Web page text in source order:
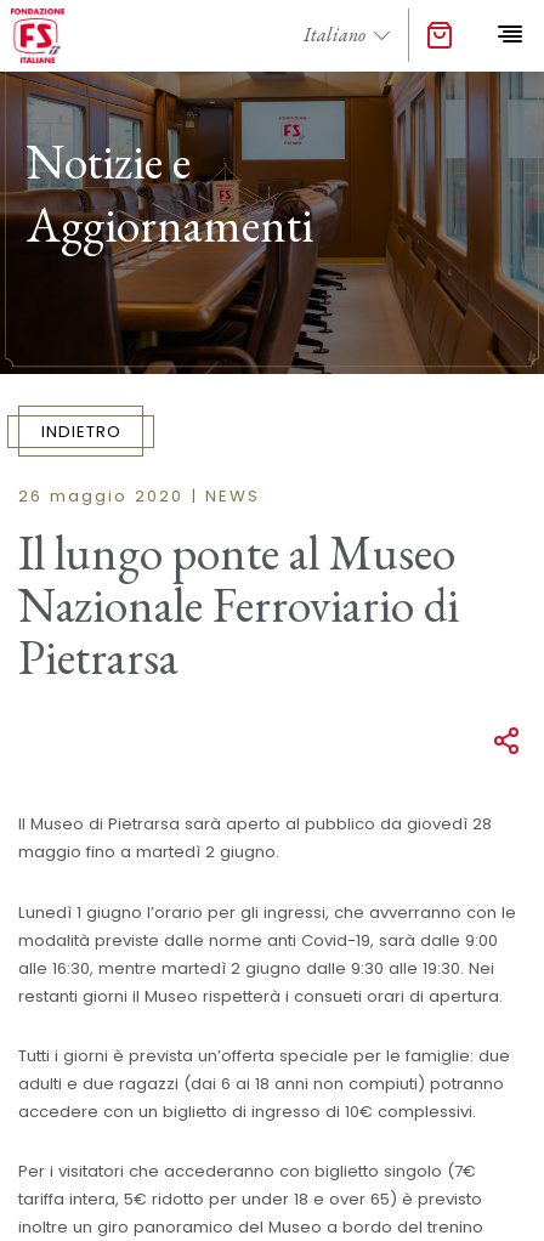
Notizie e
Aggiornamenti
INDIETRO
26 maggio 2020 | NEWS
Il lungo ponte al Museo
Nazionale Ferroviario di
Pietrarsa
Il Museo di Pietrarsa sarà aperto al pubblico da giovedì 28
maggio fino a martedì 2 giugno.
Lunedì 1 giugno l’orario per gli ingressi, che avverranno con le
modalità previste dalle norme anti Covid-19, sarà dalle 9:00
alle 16:30, mentre martedì 2 giugno dalle 9:30 alle 19:30. Nei
restanti giorni il Museo rispetterà i consueti orari di apertura.
Tutti i giorni è prevista un’offerta speciale per le famiglie: due
adulti e due ragazzi (dai 6 ai 18 anni non compiuti) potranno
accedere con un biglietto di ingresso di 10€ complessivi.
Per i visitatori che accederanno con biglietto singolo (7€
tariffa intera, 5€ ridotto per under 18 e over 65) è previsto
inoltre un giro panoramico del Museo a bordo del trenino